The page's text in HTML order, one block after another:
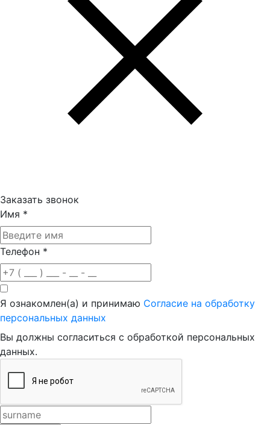
Заказать звонок
Имя *
Телефон *
Я ознакомлен(а) и принимаю Согласие на обработку
персональных данных
Вы должны согласиться с обработкой персональных
данных.